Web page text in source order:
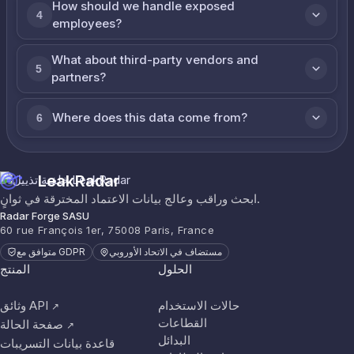
4
How should we handle exposed
employees?
5
What about third-party vendors and
partners?
6 Where does this data come from?
LeakRadar
ابحث وراقب وعالج بيانات الاعتماد المخترقة في ثوانٍ.
Radar Forge SASU
60 rue François 1er, 75008 Paris, France
متوافق مع GDPR مستضاف في الاتحاد الأوروبي
المنتج
وثائق API ↗
صفحة الحالة ↗
قاعدة بيانات التسريبات
الحلول
حالات الاستخدام
القطاعات
البدائل